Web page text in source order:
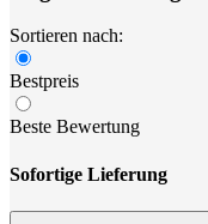
Sortieren nach:
Bestpreis
Beste Bewertung
Sofortige Lieferung